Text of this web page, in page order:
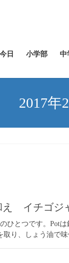
日 小学部 中
2017年
イチゴジ
ひとつです。Pot
取り、しょう油で